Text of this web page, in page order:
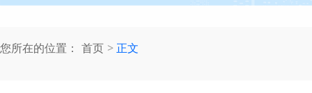
您所在的位置： 首页 正文